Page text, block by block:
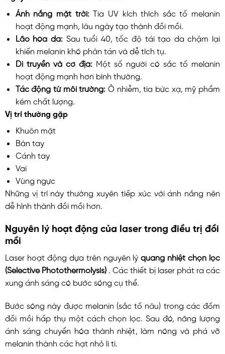
Ánh nắng mặt trời:Tia UV kích thích sắc tố melanin
hoạt động mạnh, lâu ngày tạo thành đồi mồi.
Lão hóa da: Sau tuổi 40, tốc độ tái tạo da chậm lại
khiến melanin khó phân tán và dễ tích tụ.
Di truyền và cơ địa: Một số người có sắc tố melanin
hoạt động mạnh hơn bình thường.
Tác động từ môi trường:Ô nhiễm, tia bức xạ, mỹ phẩm
kém chất lượng.
Vị trí thường gặp
Khuôn mặt
Bàn tay
Cánh tay
Vai
Vùng ngực
Những vị trí này thường xuyên tiếp xúc với ánh nắng nên
dễ hình thành đồi mồi hơn.
Nguyên lý hoạt động của laser trong điều trị đồi
mồi
Laser hoạt động dựa trên nguyên lýquang nhiệt chọn lọc
(Selective Photothermolysis)
. Các thiết bị laser phát ra các
xung ánh sáng có bước sóng cụ thể.
Bước sóng này được melanin (sắc tố nâu) trong các đốm
đồi mồi hấp thụ một cách chọn lọc. Sau đó, năng lượng
ánh sáng chuyển hóa thành nhiệt, làm nóng và phá vỡ
melanin thành các hạt nhỏ li ti.